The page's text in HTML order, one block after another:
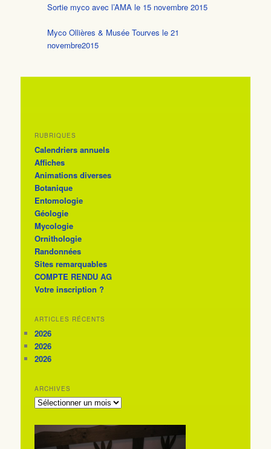
Sortie myco avec l’AMA le 15 novembre 2015
Myco Ollières & Musée Tourves le 21
novembre2015
RUBRIQUES
Calendriers annuels
Affiches
Animations diverses
Botanique
Entomologie
Géologie
Mycologie
Ornithologie
Randonnées
Sites remarquables
COMPTE RENDU AG
Votre inscription ?
ARTICLES RÉCENTS
2026
2026
2026
ARCHIVES
ARCHIVES